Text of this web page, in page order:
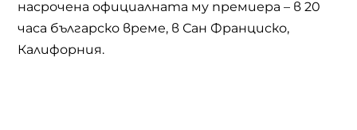
насрочена официалната му премиера – в 20
часа българско време, в Сан Франциско,
Калифорния.